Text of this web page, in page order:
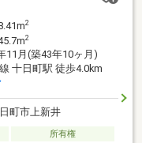
2
2
11月(築43年10ヶ月)
十日町駅 徒歩4.0km
町市上新井
所有権